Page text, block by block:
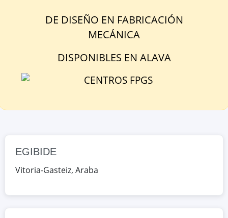
España
MENDIZABALA
Portal de Lasarte 23, Vitoria-Gasteiz,
DE DISEÑO EN FABRICACIÓN
MECÁNICA
DISPONIBLES EN ALAVA
EGIBIDE
Vitoria-Gasteiz, Araba